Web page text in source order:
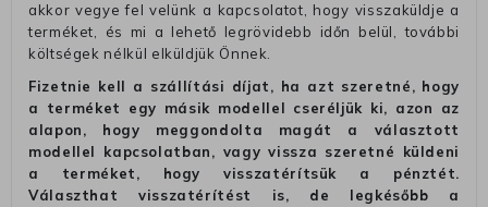
akkor vegye fel velünk a kapcsolatot, hogy visszaküldje a
terméket, és mi a lehető legrövidebb időn belül, további
költségek nélkül elküldjük Önnek.
Fizetnie kell a szállítási díjat, ha azt szeretné, hogy
a terméket egy másik modellel cseréljük ki, azon az
alapon, hogy meggondolta magát a választott
modellel kapcsolatban, vagy vissza szeretné küldeni
a terméket, hogy visszatérítsük a pénztét.
Választhat visszatérítést is, de legkésőbb a